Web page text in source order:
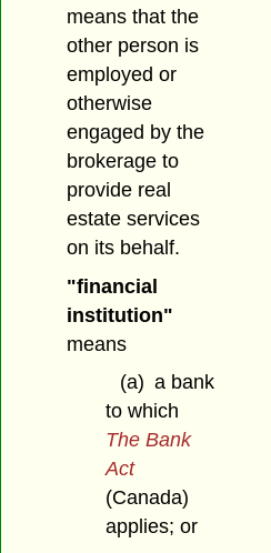
means that the
other person is
employed or
otherwise
engaged by the
brokerage to
provide real
estate services
on its behalf.
"financial
institution"
means
(a) a bank
to which
The Bank
Act
(Canada)
applies; or